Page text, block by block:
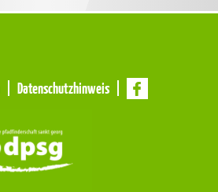
Datenschutzhinweis